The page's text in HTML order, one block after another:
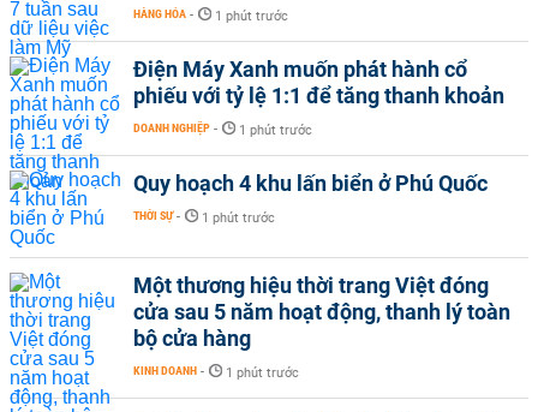
HÀNG HÓA - 1 phút trước
Điện Máy Xanh muốn phát hành cổ
phiếu với tỷ lệ 1:1 để tăng thanh khoản
DOANH NGHIỆP - 1 phút trước
Quy hoạch 4 khu lấn biển ở Phú Quốc
THỜI SỰ - 1 phút trước
Một thương hiệu thời trang Việt đóng
cửa sau 5 năm hoạt động, thanh lý toàn
bộ cửa hàng
KINH DOANH - 1 phút trước